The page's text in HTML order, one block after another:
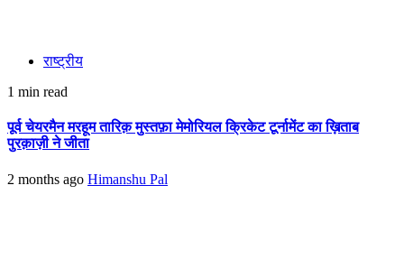
राष्ट्रीय
1 min read
पूर्व चेयरमैन मरहूम तारिक़ मुस्तफ़ा मेमोरियल क्रिकेट टूर्नामेंट का ख़िताब
पुरक़ाज़ी ने जीता
2 months ago Himanshu Pal